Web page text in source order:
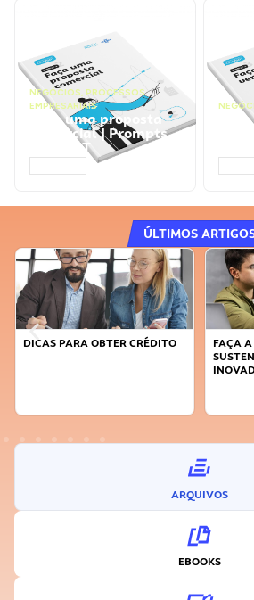
NEGÓCIOS, PROCESSOS
EMPRESARIAIS
Faça uma proposta
comercial | Prompts
ChatGPT
ÚLTIMOS
DICAS PARA OBTER CRÉDITO
FAÇA
ARQUIVOS
EBOOKS